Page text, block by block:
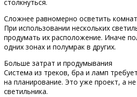
столкнуться.
Сложнее равномерно осветить
При использовании нескольких
продумать их расположение. Иначе
одних зонах и полумрак в других.
Больше затрат и продумывания
Система из треков, бра и ламп
на планирование. Это уже проект, а
светильника.